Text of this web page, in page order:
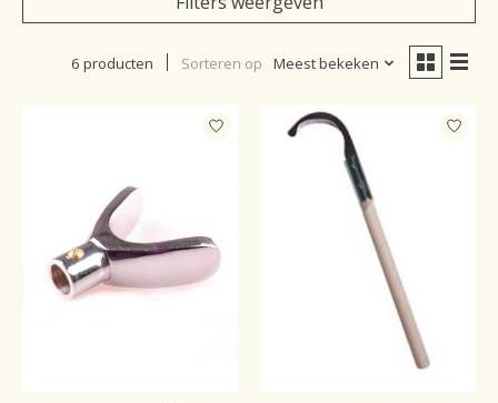
6 producten Sorteren op Meest bekeken